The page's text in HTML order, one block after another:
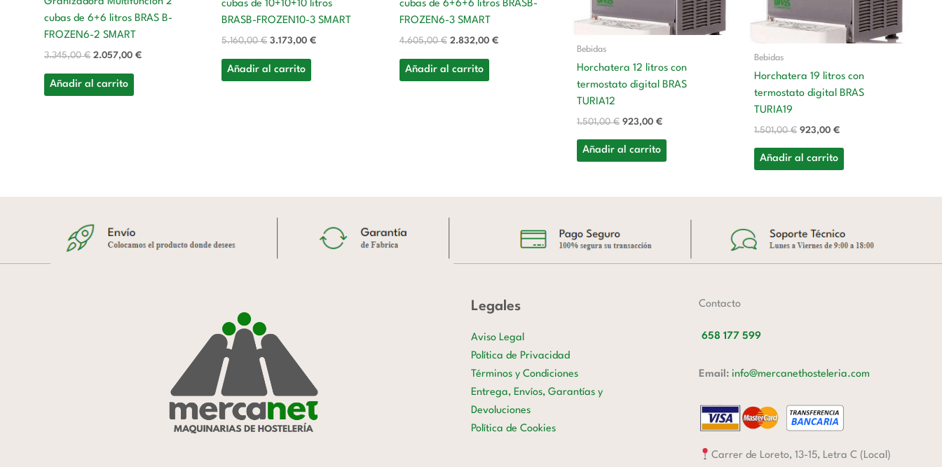
cubas de 6+6 litros BRAS B-
FROZEN6-2 SMART
3.345,00€ 2.057,00€
Añadir al carrito
cubas de 10+10+10 litros
BRASB-FROZEN10-3 SMART
5.160,00€ 3.173,00€
Añadir al carrito
cubas de 6+6+6 litros BRASB-
FROZEN6-3 SMART
4.605,00€ 2.832,00 €
Añadir al carrito
Bebidas
Horchatera 12 litros con
termostato digital BRAS
TURIA12
1.501,00€ 923,00 €
Añadir al carrito
Bebidas
Horchatera 19 litros con
termostato digital BRAS
TURIA19
1.501,00€ 923,00 €
Añadir al carrito
Legales
Aviso Legal
Política de Privacidad
Términos y Condiciones
Entrega, Envíos, Garantías y
Devoluciones
Política de Cookies
Contacto
658 177 599
Email: info@mercanethosteleria.com
Carrer de Loreto, 13-15, Letra C (Local)